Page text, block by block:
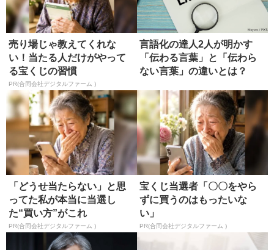
売り場じゃ教えてくれな
い！当たる人だけがやって
る宝くじの習慣
PR(合同会社デジタルファーム )
言語化の達人2人が明かす
「伝わる言葉」と「伝わら
ない言葉」の違いとは？
「どうせ当たらない」と思
ってた私が本当に当選し
た“買い方”がこれ
PR(合同会社デジタルファーム )
宝くじ当選者「〇〇をやら
ずに買うのはもったいな
い」
PR(合同会社デジタルファーム )